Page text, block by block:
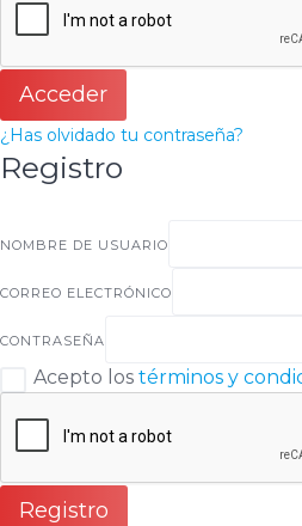
Acceder
¿Has olvidado tu contraseña?
Registro
NOMBRE DE USUARIO
CORREO ELECTRÓNICO
CONTRASEÑA
Acepto los términos y
Registro